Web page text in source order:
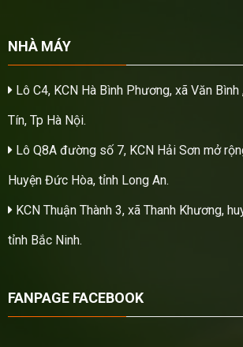
NHÀ MÁY
Lô C4, KCN Hà Bình Phương, xã Văn
Tín, Tp Hà Nội.
Lô Q8A đường số 7, KCN Hải Sơn mở
Huyện Đức Hòa, tỉnh Long An.
KCN Thuận Thành 3, xã Thanh Khương,
tỉnh Bắc Ninh.
FANPAGE FACEBOOK